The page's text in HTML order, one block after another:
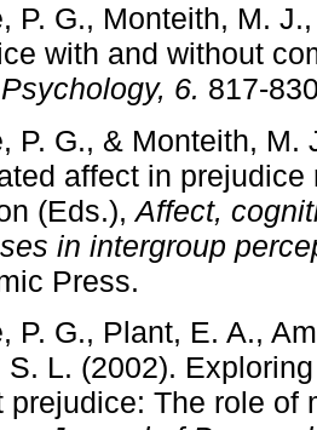
P. G., Monteith, M.
with and without
6. 817-
P. G., & Monteith,
affect in
(Eds.),Affect,
in intergroup
Press.
P. G., Plant, E. A.,
S. L. (2002).
prejudice: The role of